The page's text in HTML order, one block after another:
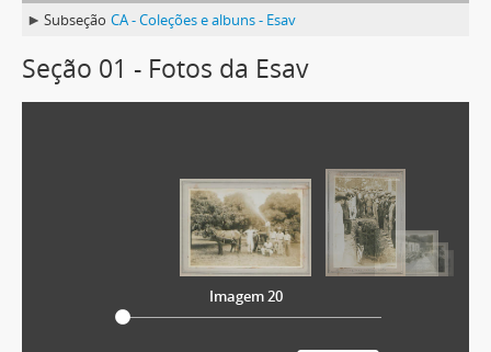
Subseção CA - Coleções e albuns - Esav
Seção 01 - Fotos da Esav
Imagem 20